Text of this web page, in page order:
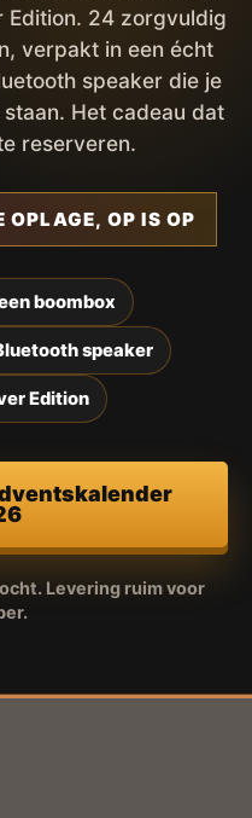
Edition. 24 zorgvuldig
verpakt in een écht
speaker die je
Het cadeau dat
reserveren.
OPLAGE, OP IS OP
boombox
speaker
Edition
Levering ruim voor